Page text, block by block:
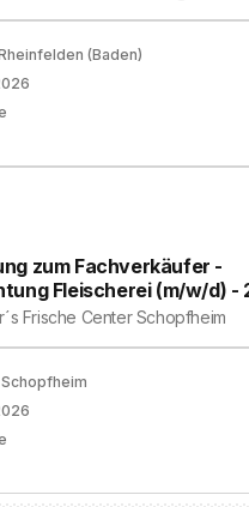
(Baden)
zum Fachverkäufer -
Fleischerei (m/w/d) -
Frische Center Schopfheim